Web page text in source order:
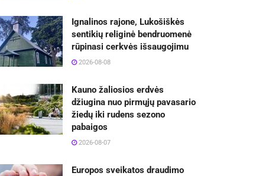
Ignalinos rajone, Lukošiškės
sentikių religinė bendruomenė
rūpinasi cerkvės išsaugojimu
2026-08-08
Kauno žaliosios erdvės
džiugina nuo pirmųjų pavasario
žiedų iki rudens sezono
pabaigos
2026-08-07
Europos sveikatos draudimo